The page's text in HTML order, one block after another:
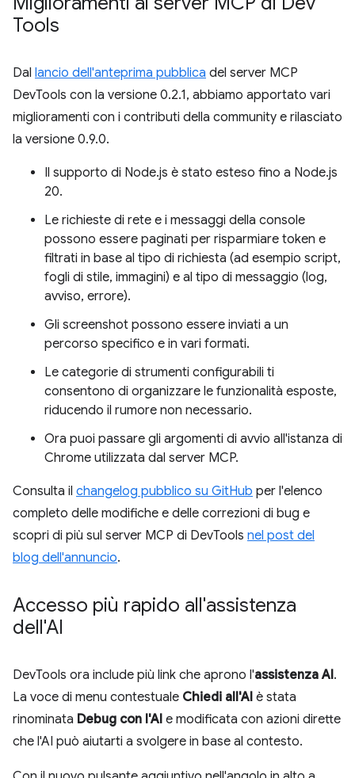
Tools
Dal lancio dell'anteprima pubblica del server MCP
DevTools con la versione 0.2.1, abbiamo apportato vari
miglioramenti con i contributi della community e rilasciato
la versione 0.9.0.
Il supporto di Node.js è stato esteso fino a Node.js
20.
Le richieste di rete e i messaggi della console
possono essere paginati per risparmiare token e
filtrati in base al tipo di richiesta (ad esempio script,
fogli di stile, immagini) e al tipo di messaggio (log,
avviso, errore).
Gli screenshot possono essere inviati a un
percorso specifico e in vari formati.
Le categorie di strumenti configurabili ti
consentono di organizzare le funzionalità esposte,
riducendo il rumore non necessario.
Ora puoi passare gli argomenti di avvio all'istanza di
Chrome utilizzata dal server MCP.
Consulta il changelog pubblico su GitHub per l'elenco
completo delle modifiche e delle correzioni di bug e
scopri di più sul server MCP di DevTools nel post del
blog dell'annuncio.
Accesso più rapido all'assistenza
dell'AI
DevTools ora include più link che aprono l'assistenza AI.
La voce di menu contestuale Chiedi all'AI è stata
rinominata Debug con l'AI e modificata con azioni dirette
che l'AI può aiutarti a svolgere in base al contesto.